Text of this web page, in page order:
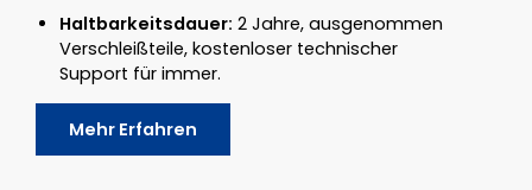
Haltbarkeitsdauer: 2 Jahre, ausgenommen
Verschleißteile, kostenloser technischer
Support für immer.
Mehr Erfahren